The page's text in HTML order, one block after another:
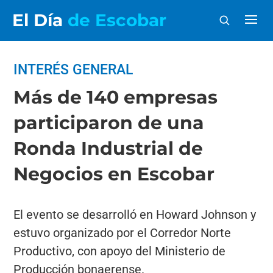
El Día de Escobar
INTERÉS GENERAL
Más de 140 empresas
participaron de una
Ronda Industrial de
Negocios en Escobar
El evento se desarrolló en Howard Johnson y
estuvo organizado por el Corredor Norte
Productivo, con apoyo del Ministerio de
Producción bonaerense.